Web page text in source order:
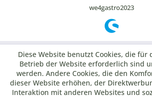
we4gastro2023
Diese Website benutzt Cookies, die für
Betrieb der Website erforderlich sind
werden. Andere Cookies, die den
dieser Website erhöhen, der
Interaktion mit anderen Websites und